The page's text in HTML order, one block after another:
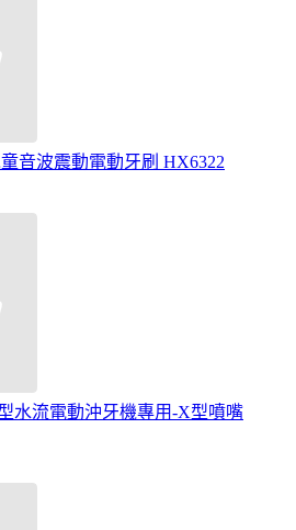
音波震動電動牙刷 HX6322
水流電動沖牙機專用-X型噴嘴